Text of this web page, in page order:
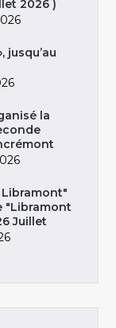
2026 )
jusqu’au
la
"Libramont
Juillet